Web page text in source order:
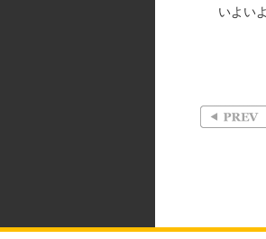
いよい